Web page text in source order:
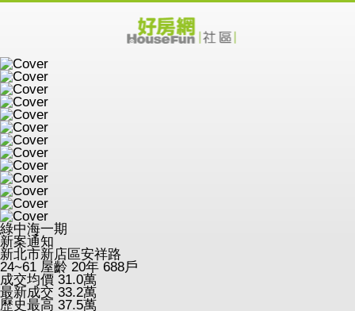
綠中海一期
新案通知
新北市新店區安祥路
24~61 屋齡 20年 688戶
成交均價 31.0萬
最新成交 33.2萬
歷史最高 37.5萬